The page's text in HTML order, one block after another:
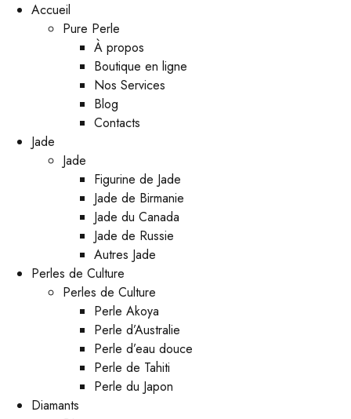
Accueil
Pure Perle
À propos
Boutique en ligne
Nos Services
Blog
Contacts
Jade
Jade
Figurine de Jade
Jade de Birmanie
Jade du Canada
Jade de Russie
Autres Jade
Perles de Culture
Perles de Culture
Perle Akoya
Perle d’Australie
Perle d’eau douce
Perle de Tahiti
Perle du Japon
Diamants